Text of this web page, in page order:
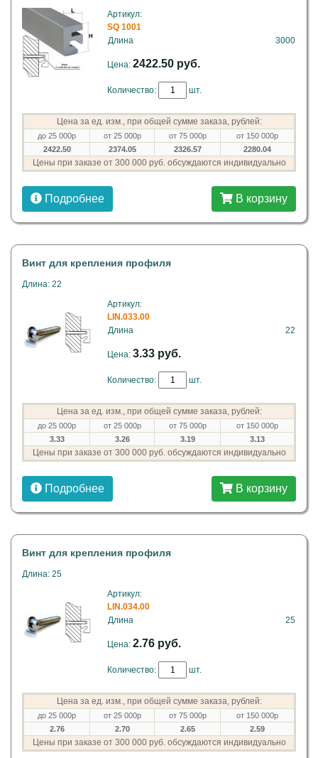
Артикул:
SQ 1001
Длина
3000
Цена: 2422.50 руб.
Количество: шт.
Цена за ед. изм., при общей сумме заказа, рублей:
до 25 000р от 25 000р от 75 000р
от 150 000р
2422.50
2374.05 2326.57 2280.04
Цены при заказе от 300 000 руб. обсуждаются индивидуально
Подробнее В корзину
Винт для крепления профиля
Длина: 22
Артикул:
LIN.033.00
Длина
22
Цена: 3.33 руб.
Количество: шт.
Цена за ед. изм., при общей сумме заказа, рублей:
до 25 000р от 25 000р от 75 000р
от 150 000р
3.33
3.26 3.19 3.13
Цены при заказе от 300 000 руб. обсуждаются индивидуально
Подробнее В корзину
Винт для крепления профиля
Длина: 25
Артикул:
LIN.034.00
Длина
25
Цена: 2.76 руб.
Количество: шт.
Цена за ед. изм., при общей сумме заказа, рублей:
до 25 000р от 25 000р от 75 000р
от 150 000р
2.76
2.70 2.65 2.59
Цены при заказе от 300 000 руб. обсуждаются индивидуально